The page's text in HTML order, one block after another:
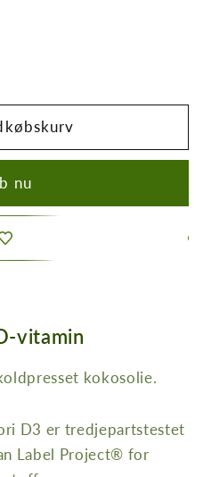
nu
vitamin
kokosolie.
D3 er tredjepartstestet
Label Project® for